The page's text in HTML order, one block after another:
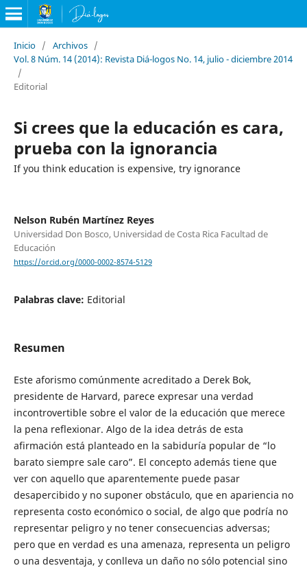
Inicio / Archivos /
Vol. 8 Núm. 14 (2014): Revista Diá-logos No. 14, julio - diciembre 2014
/
Editorial
Si crees que la educación es cara,
prueba con la ignorancia
If you think education is expensive, try ignorance
Nelson Rubén Martínez Reyes
Universidad Don Bosco, Universidad de Costa Rica Facultad de
Educación
https://orcid.org/0000-0002-8574-5129
Palabras clave: Editorial
Resumen
Este aforismo comúnmente acreditado a Derek Bok,
presidente de Harvard, parece expresar una verdad
incontrovertible sobre el valor de la educación que merece
la pena reflexionar. Algo de la idea detrás de esta
afirmación está planteado en la sabiduría popular de “lo
barato siempre sale caro”. El concepto además tiene que
ver con aquello que aparentemente puede pasar
desapercibido y no suponer obstáculo, que en apariencia no
representa costo económico o social, de algo que podría no
representar peligro y no tener consecuencias adversas;
pero que en verdad es una amenaza, representa un peligro
o una desventaja, y conlleva un daño no sólo potencial sino